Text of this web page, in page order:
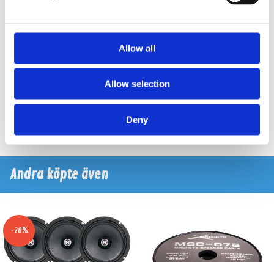
Allow all
Allow selection
Deny
995 kr 795 kr
6x9" koaxialhögtalare
Finns i lagershop Göteborg
1295 kr /paket
Andra köpte även
-20%